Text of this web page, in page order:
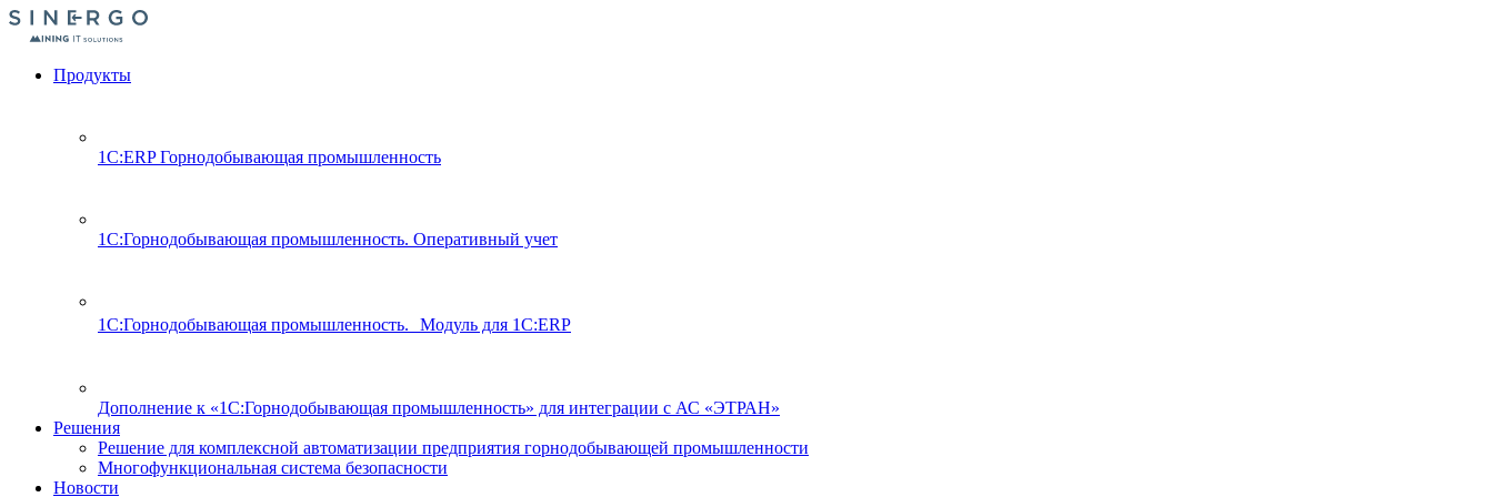
Продукты
1С:ERP Горнодобывающая промышленность
1С:Горнодобывающая промышленность. Оперативный учет
1С:Горнодобывающая промышленность. Модуль для 1С:ERP
Дополнение к «1С:Горнодобывающая промышленность» для интеграции с АС «ЭТРАН»
Решения
Решение для комплексной автоматизации предприятия горнодобывающей промышленности
Многофункциональная система безопасности
Новости